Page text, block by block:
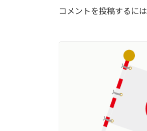
コメントを投稿するには